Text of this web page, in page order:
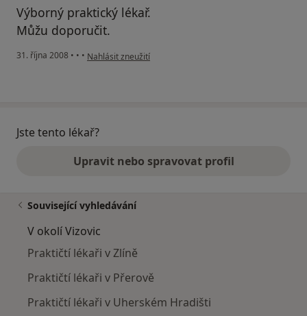
Výborný praktický lékař.
Můžu doporučit.
31. října 2008 • • • podle názoru uživatele Stan
Nahlásit zneužití
Jste tento lékař?
Upravit nebo spravovat profil
Související vyhledávání
V okolí Vizovic
Praktičtí lékaři v Zlíně
Praktičtí lékaři v Přerově
Praktičtí lékaři v Uherském Hradišti